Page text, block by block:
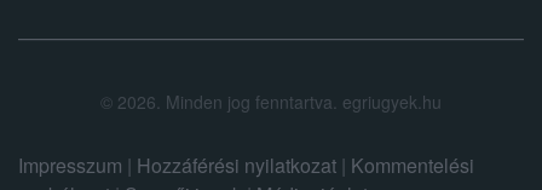
© 2026. Minden jog fenntartva. egriugyek.hu
Impresszum | Hozzáférési nyilatkozat | Kommentelési